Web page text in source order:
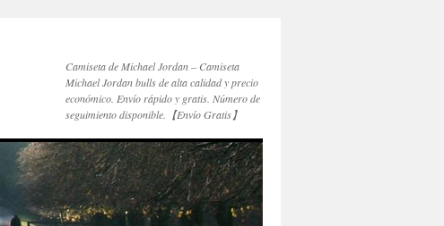
Camiseta de Michael Jordan – Camiseta
Michael Jordan bulls de alta calidad y precio
económico. Envío rápido y gratis. Número de
seguimiento disponible.【Envío Gratis】